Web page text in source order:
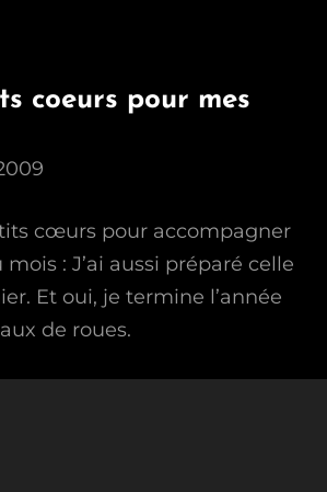
coeurs pour mes
cœurs pour accompagner
: J’ai aussi préparé celle
Et oui, je termine l’année
de roues.